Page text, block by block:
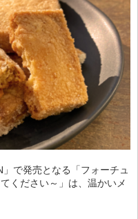
で発売となる「フォーチュ
ください～」は、温かいメ